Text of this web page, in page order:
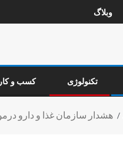
وبلاگ
تکنولوژی کسب و کار
هشدار سازمان غذا و دارو